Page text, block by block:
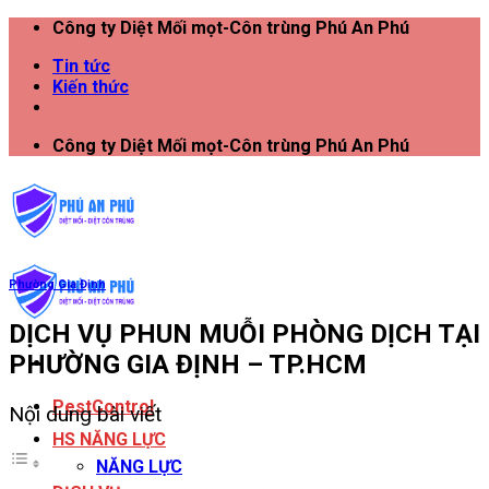
Công ty Diệt Mối mọt-Côn trùng Phú An Phú
Tin tức
Kiến thức
Công ty Diệt Mối mọt-Côn trùng Phú An Phú
PestControl
HS NĂNG LỰC
NĂNG LỰC
Phường Gia Định
DỊCH VỤ PHUN MUỖI PHÒNG DỊCH TẠI
PHƯỜNG GIA ĐỊNH – TP.HCM
Nội dung bài viết